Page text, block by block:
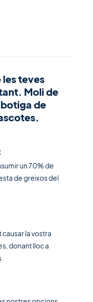
teves
Moli de
de
un 70% de
de greixos del
la vostra
donant lloc a